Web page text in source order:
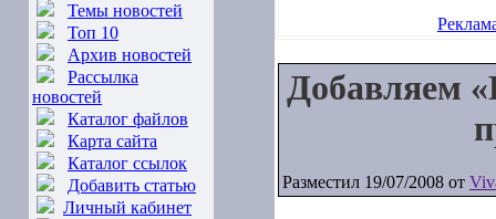
Темы новостей
Топ 10
Архив новостей
Рассылка
новостей
Каталог файлов
Карта сайта
Каталог ссылок
Добавить статью
Личный кабинет
Добавляем
Разместил 19/07/2008 от